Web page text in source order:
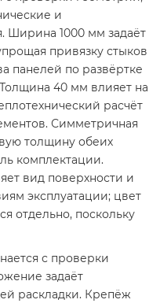
и
Ширина 1000 мм задаёт
привязку стыков
панелей по развёртке
40 мм влияет на
расчёт
Симметричная
толщину обеих
комплектации.
вид поверхности и
эксплуатации; цвет
отдельно, поскольку
с проверки
задаёт
раскладки. Крепёж